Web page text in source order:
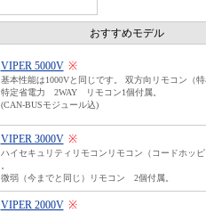
おすすめモデル
VIPER 5000V ※
基本性能は1000Vと同じです。 双方向リモコン（
特定省電力 2WAY リモコン1個付属。
(CAN-BUSモジュール込)
VIPER 3000V ※
ハイセキュリティリモコンリモコン（コードホッ
微弱（今までと同じ）リモコン 2個付属。
VIPER 2000V ※